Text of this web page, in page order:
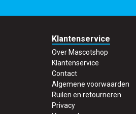
Klantenservice
Over Mascotshop
Klantenservice
Contact
Algemene voorwaarden
Ruilen en retourneren
Privacy